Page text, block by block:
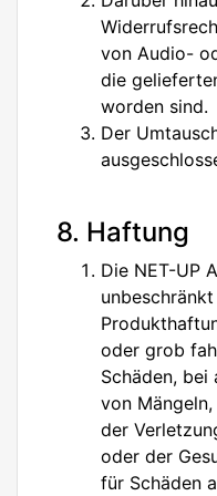
von Audio-
die
worden sind.
Der
8. Haftung
Die NET-UP
oder grob
Schäden, bei
von
der
oder der
für Schäden